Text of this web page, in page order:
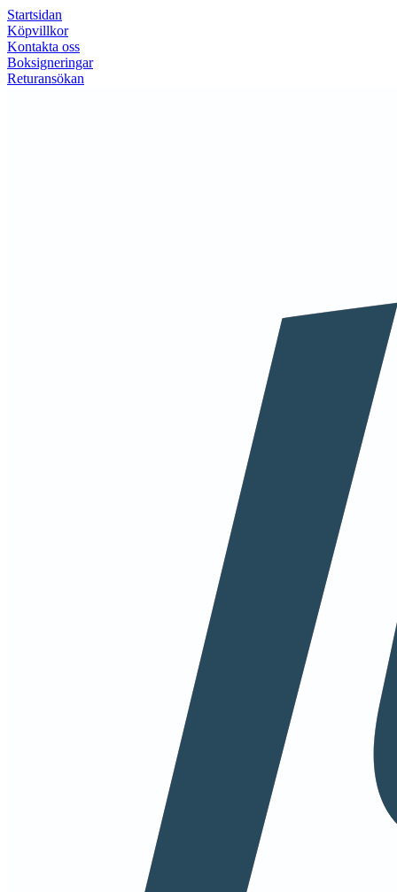
Startsidan
Köpvillkor
Kontakta oss
Boksigneringar
Returansökan